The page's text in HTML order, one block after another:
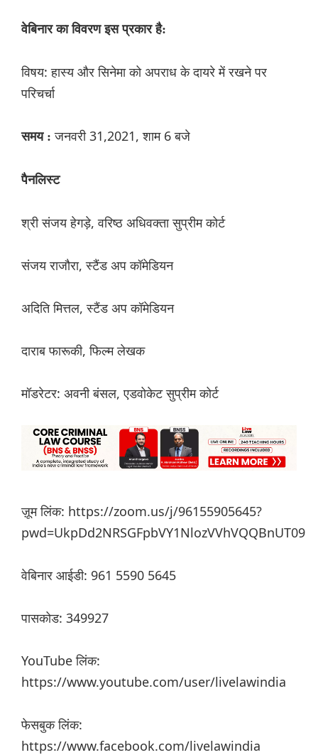
वेबिनार का विवरण इस प्रकार है:
विषय: हास्य और सिनेमा को अपराध के दायरे में रखने पर
परिचर्चा
समय : जनवरी 31,2021, शाम 6 बजे
पैनलिस्ट
श्री संजय हेगड़े, वरिष्ठ अधिवक्ता सुप्रीम कोर्ट
संजय राजौरा, स्टैंड अप कॉमेडियन
अदिति मित्तल, स्टैंड अप कॉमेडियन
दाराब फारूकी, फिल्म लेखक
मॉडरेटर: अवनी बंसल, एडवोकेट सुप्रीम कोर्ट
ज़ूम लिंक: https://zoom.us/j/96155905645?
pwd=UkpDd2NRSGFpbVY1NlozVVhVQQBnUT09
वेबिनार आईडी: 961 5590 5645
पासकोड: 349927
YouTube लिंक:
https://www.youtube.com/user/livelawindia
फेसबुक लिंक:
https://www.facebook.com/livelawindia